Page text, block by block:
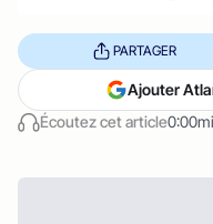
Écoutez cet article
PARTAGER
Ajouter